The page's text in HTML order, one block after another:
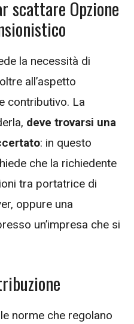
scattare Opzione
la necessità di
all’aspetto
contributivo. La
deve trovarsi una
: in questo
che la richiedente
tra portatrice di
oppure una
un’impresa che si
norme che regolano